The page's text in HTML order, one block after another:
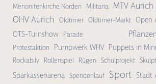
Menonitenkirche Norden
Militaria MTV Aurich
OHV Aurich Oldtimer Oldtimer-Markt Open
OTS-Turnshow Parade
Protestaktion
Pumpwerk WHV Puppets in
Rockabily Rollenspiel Rügen Schulprojekt
Sparkassenarena Spendenlauf Sport Stadt